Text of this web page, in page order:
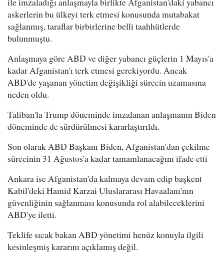
askerlerin bu ülkeyi terk etmesi konusunda mutabakat
sağlanmış, taraflar birbirlerine belli taahhütlerde
bulunmuştu.
Anlaşmaya göre ABD ve diğer yabancı güçlerin 1 Mayıs'a
kadar Afganistan'ı terk etmesi gerekiyordu. Ancak
ABD'de yaşanan yönetim değişikliği sürecin uzamasına
neden oldu.
Taliban'la Trump döneminde imzalanan anlaşmanın Biden
döneminde de sürdürülmesi kararlaştırıldı.
Son olarak ABD Başkanı Biden, Afganistan'dan çekilme
sürecinin 31 Ağustos'a kadar tamamlanacağını ifade etti
Ankara ise Afganistan'da kalmaya devam edip başkent
Kabil'deki Hamid Karzai Uluslararası Havaalanı'nın
güvenliğinin sağlanması konusunda rol alabileceklerini
ABD'ye iletti.
Teklife sıcak bakan ABD yönetimi henüz konuyla ilgili
kesinleşmiş kararını açıklamış değil.